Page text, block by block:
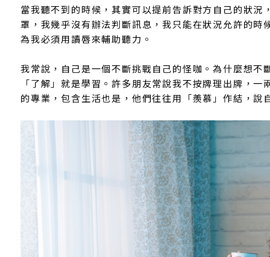
當我聽不到的時候，其實可以提前告訴對方自己的狀
罩，我幾乎沒有辦法判斷訊息，我只能在狀況允許的
為我必須用讀唇來輔助聽力。
我常說，自己是一個不斷挑戰自己的怪咖。為什麼想不
「了解」就是學習。許多朋友常說我不按牌理出牌，
的專業，包含生活也是，他們往往用「羨慕」作結，說